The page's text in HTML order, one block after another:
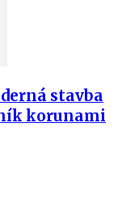
stavba
korunami